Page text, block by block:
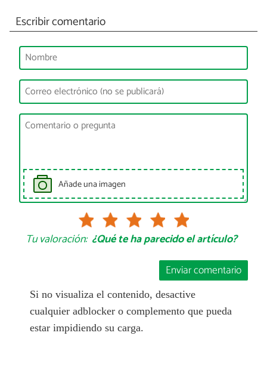
Escribir comentario
Añade una imagen
Tu valoración: ¿Qué te ha parecido el artículo?
Enviar comentario
Si no visualiza el contenido, desactive
cualquier adblocker o complemento que pueda
estar impidiendo su carga.